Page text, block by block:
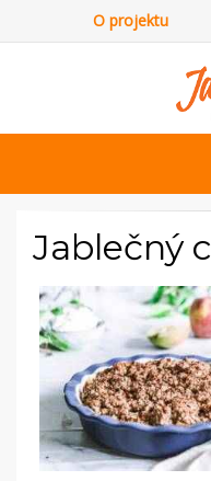
O projektu
Jablečný